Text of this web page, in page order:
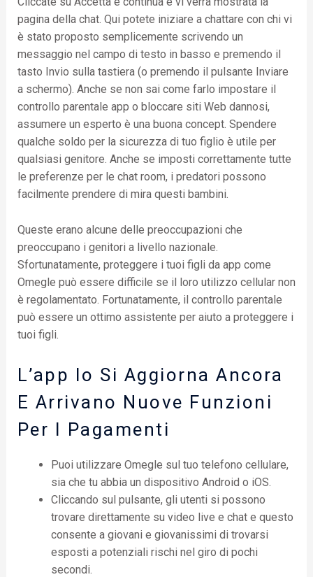
pagina della chat. Qui potete iniziare a chattare con chi vi
è stato proposto semplicemente scrivendo un
messaggio nel campo di testo in basso e premendo il
tasto Invio sulla tastiera (o premendo il pulsante Inviare
a schermo). Anche se non sai come farlo impostare il
controllo parentale app o bloccare siti Web dannosi,
assumere un esperto è una buona concept. Spendere
qualche soldo per la sicurezza di tuo figlio è utile per
qualsiasi genitore. Anche se imposti correttamente tutte
le preferenze per le chat room, i predatori possono
facilmente prendere di mira questi bambini.
Queste erano alcune delle preoccupazioni che
preoccupano i genitori a livello nazionale.
Sfortunatamente, proteggere i tuoi figli da app come
Omegle può essere difficile se il loro utilizzo cellular non
è regolamentato. Fortunatamente, il controllo parentale
può essere un ottimo assistente per aiuto a proteggere i
tuoi figli.
L’app Io Si Aggiorna Ancora
E Arrivano Nuove Funzioni
Per I Pagamenti
Puoi utilizzare Omegle sul tuo telefono cellulare,
sia che tu abbia un dispositivo Android o iOS.
Cliccando sul pulsante, gli utenti si possono
trovare direttamente su video live e chat e questo
consente a giovani e giovanissimi di trovarsi
esposti a potenziali rischi nel giro di pochi
secondi.